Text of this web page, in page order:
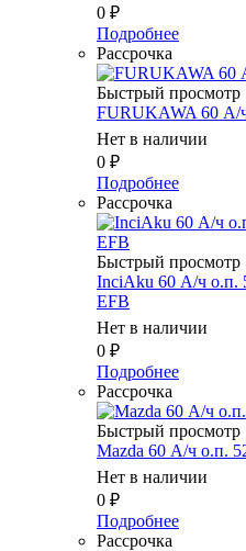
0 ₽
Подробнее
Рассрочка
Быстрый просмотр
FURUKAWA 60 А/
Нет в наличии
0 ₽
Подробнее
Рассрочка
Быстрый просмотр
InciAku 60 А/ч о.п.
EFB
Нет в наличии
0 ₽
Подробнее
Рассрочка
Быстрый просмотр
Mazda 60 А/ч о.п.
Нет в наличии
0 ₽
Подробнее
Рассрочка